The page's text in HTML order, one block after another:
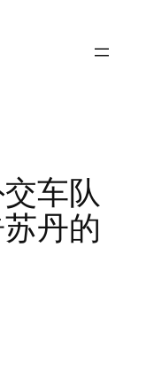
车队
丹的